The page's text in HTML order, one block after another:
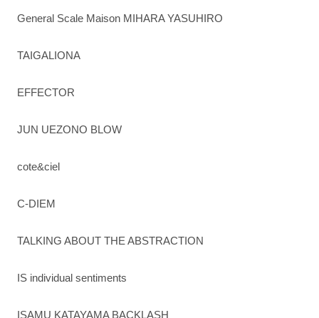
General Scale Maison MIHARA YASUHIRO
TAIGALIONA
EFFECTOR
JUN UEZONO BLOW
cote&ciel
C-DIEM
TALKING ABOUT THE ABSTRACTION
IS individual sentiments
ISAMU KATAYAMA BACKLASH